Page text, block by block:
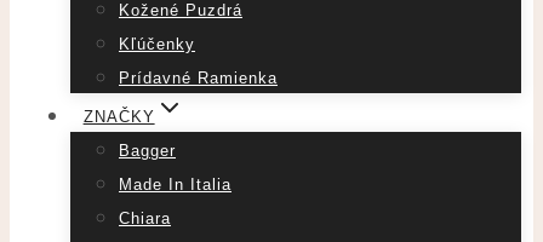
Kožené Puzdrá
Kľúčenky
Prídavné Ramienka
ZNAČKY
Bagger
Made In Italia
Chiara